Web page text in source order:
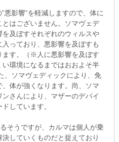
悪影響”を軽減しますので、体に
はございません。ソマヴェデ
及ぼすそれぞれのウィルスや
っており、悪影響を及ぼすも
ます。（※人に悪影響を及ぼす
環境になるまではおおよそ半
、ソマヴェディックにより、免
体が強くなります。尚、ソマ
さんにより、マザーのデバイ
しています。
そうですが、カルマは個人が乗
していくものだと捉えており